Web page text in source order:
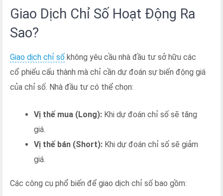
Giao Dịch Chỉ Số Hoạt Động Ra
Sao?
Giao dịch chỉ số không yêu cầu nhà đầu tư sở hữu các
cổ phiếu cấu thành mà chỉ cần dự đoán sự biến động giá
của chỉ số. Nhà đầu tư có thể chọn:
Vị thế mua (Long): Khi dự đoán chỉ số sẽ tăng
giá.
Vị thế bán (Short): Khi dự đoán chỉ số sẽ giảm
giá.
Các công cụ phổ biến để giao dịch chỉ số bao gồm: